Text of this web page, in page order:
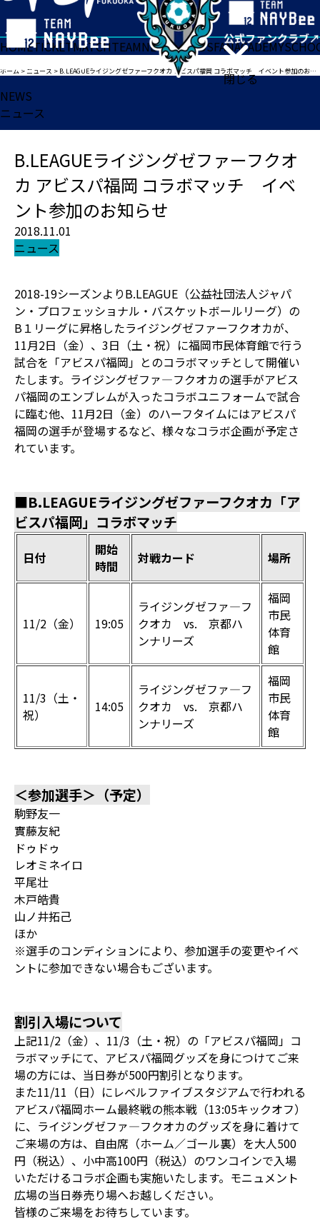
閉じる
HOMETICKETMATCHTEAMNEWSGOODSFANACADEMY
ホーム >ニュース > B.LEAGUEライジングゼファーフクオカ アビスパ福岡 コラボマッチ イベント参加のお知らせ
NEWS
ニュース
B.LEAGUEライジングゼファーフクオ
カ アビスパ福岡 コラボマッチ イベ
ント参加のお知らせ
2018.11.01
ニュース
2018-19シーズンよりB.LEAGUE（公益社団法人ジャパ
ン・プロフェッショナル・バスケットボールリーグ）の
B１リーグに昇格したライジングゼファーフクオカが、
11月2日（金）、3日（土・祝）に福岡市民体育館で行う
試合を「アビスパ福岡」とのコラボマッチとして開催い
たします。ライジングゼファ―フクオカの選手がアビス
パ福岡のエンブレムが入ったコラボユニフォームで試合
に臨む他、11月2日（金）のハーフタイムにはアビスパ
福岡の選手が登場するなど、様々なコラボ企画が予定さ
れています。
■B.LEAGUEライジングゼファーフクオカ「ア
ビスパ福岡」コラボマッチ
日付
開始
時間
対戦カード 場所
11/2（金） 19:05
ライジングゼファ―フ
クオカ vs. 京都ハ
ンナリーズ
福岡
市民
体育
館
11/3（土・
祝）
14:05
ライジングゼファ―フ
クオカ vs. 京都ハ
ンナリーズ
福岡
市民
体育
館
＜参加選手＞（予定）
駒野友一
實藤友紀
ドゥドゥ
レオミネイロ
平尾壮
木戸皓貴
山ノ井拓己
ほか
※選手のコンディションにより、参加選手の変更やイベ
ントに参加できない場合もございます。
割引入場について
上記11/2（金）、11/3（土・祝）の「アビスパ福岡」コ
ラボマッチにて、アビスパ福岡グッズを身につけてご来
場の方には、当日券が500円割引となります。
また11/11（日）にレベルファイブスタジアムで行われる
アビスパ福岡ホーム最終戦の熊本戦（13:05キックオフ）
に、ライジングゼファ―フクオカのグッズを身に着けて
ご来場の方は、自由席（ホーム／ゴール裏）を大人500
円（税込）、小中高100円（税込）のワンコインで入場
いただけるコラボ企画も実施いたします。モニュメント
広場の当日券売り場へお越しください。
皆様のご来場をお待ちしています。